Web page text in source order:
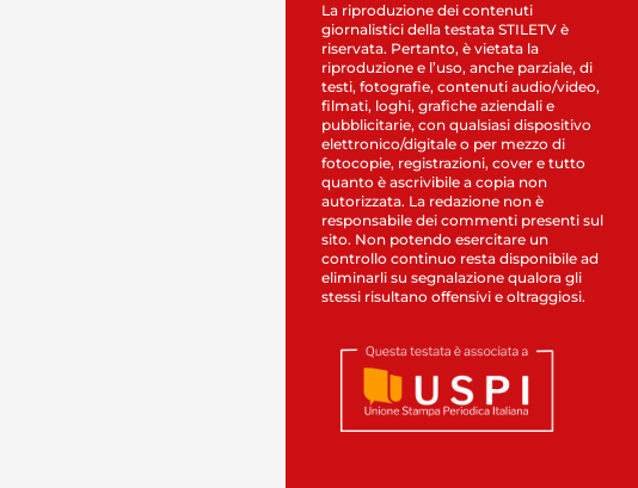
La riproduzione dei contenuti
giornalistici della testata STILETV è
riservata. Pertanto, è vietata la
riproduzione e l’uso, anche parziale, di
testi, fotografie, contenuti audio/video,
filmati, loghi, grafiche aziendali e
pubblicitarie, con qualsiasi dispositivo
elettronico/digitale o per mezzo di
fotocopie, registrazioni, cover e tutto
quanto è ascrivibile a copia non
autorizzata. La redazione non è
responsabile dei commenti presenti sul
sito. Non potendo esercitare un
controllo continuo resta disponibile ad
eliminarli su segnalazione qualora gli
stessi risultano offensivi e oltraggiosi.